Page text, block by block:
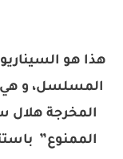
هذا هو
المسلسل، و هي
المخرجة
الممنوع”